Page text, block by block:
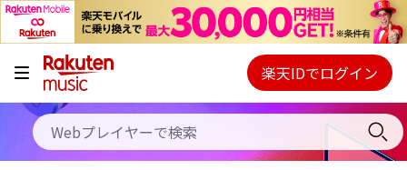
キャンペーン
料金プラン
使い方
Webプレイヤー
ご契約内容の確認・変更
楽天IDでログイン